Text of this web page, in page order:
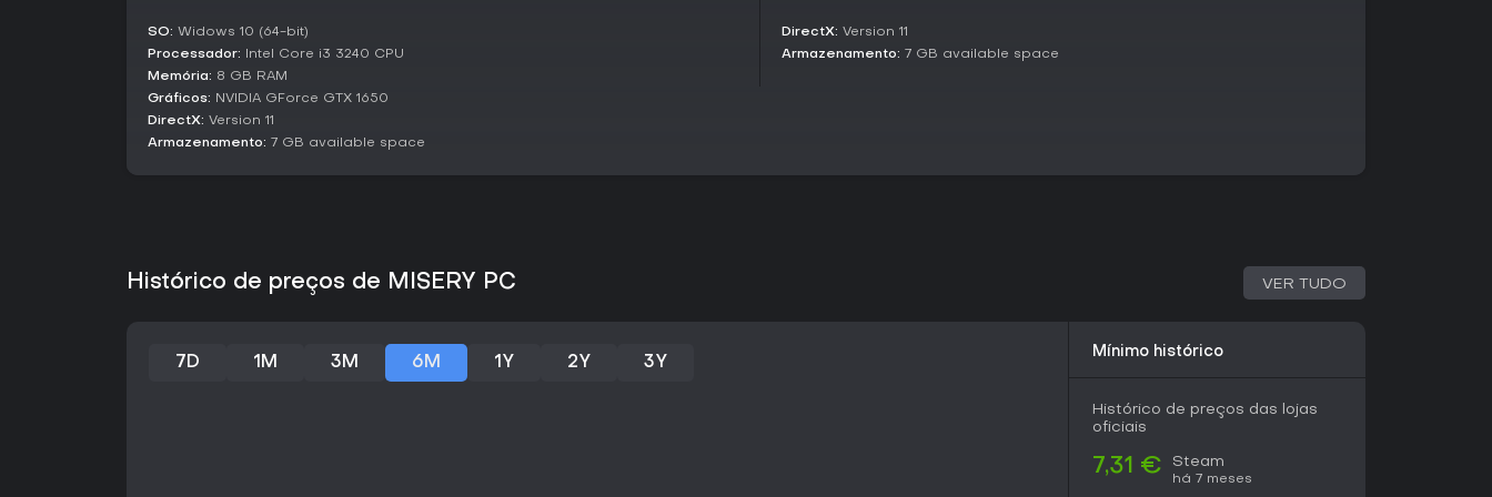
SO: Widows 10 (64-bit)
Processador: Intel Core i3 3240 CPU
Memória: 8 GB RAM
Gráficos: NVIDIA GForce GTX 1650
DirectX: Version 11
Armazenamento: 7 GB available space
DirectX: Version 11
Armazenamento: 7 GB available space
Histórico de preços de MISERY PC VER TUDO
7D 1M 3M 6M 1Y 2Y 3Y
Mínimo histórico
Histórico de preços das lojas
oficiais
7,31 € Steam
há 7 meses